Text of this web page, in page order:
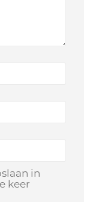
in
keer